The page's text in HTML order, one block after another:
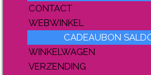
CONTACT
WEBWINKEL
CADEAUBON
WINKELWAGEN
VERZENDING